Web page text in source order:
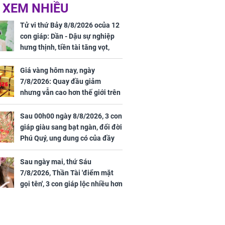
đường đi
khu công
Thần
bếp chill của nhà mới -
cạnh biệt thự bầu Hiển
ngày
3 con giáp
bạt ngàn,
Quý, ung
đầy nhà,
hưng thịnh
NHIỀU
Tử vi thứ Bảy 8/8/2026 ocủa 12
con giáp: Dần - Dậu sự nghiệp
hưng thịnh, tiền tài tăng vọt,
Mão - Thân công việc bất trắc,
tiền mất tật mang
Giá vàng hôm nay, ngày
7/8/2026: Quay đầu giảm
nhưng vẫn cao hơn thế giới trên
7 triệu đồng
Sau 00h00 ngày 8/8/2026, 3 con
giáp giàu sang bạt ngàn, đổi đời
Phú Quý, ung dung có của đầy
nhà, ngày càng hưng thịnh sung
túc
Sau ngày mai, thứ Sáu
7/8/2026, Thần Tài 'điểm mặt
gọi tên', 3 con giáp lộc nhiều hơn